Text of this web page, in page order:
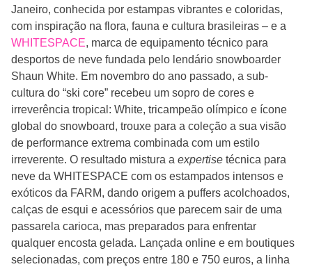
Janeiro, conhecida por estampas vibrantes e coloridas,
com inspiração na flora, fauna e cultura brasileiras – e a
WHITESPACE, marca de equipamento técnico para
desportos de neve fundada pelo lendário snowboarder
Shaun White. Em novembro do ano passado, a sub-
cultura do “ski core” recebeu um sopro de cores e
irreverência tropical: White, tricampeão olímpico e ícone
global do snowboard, trouxe para a coleção a sua visão
de performance extrema combinada com um estilo
irreverente. O resultado mistura a expertise técnica para
neve da WHITESPACE com os estampados intensos e
exóticos da FARM, dando origem a puffers acolchoados,
calças de esqui e acessórios que parecem sair de uma
passarela carioca, mas preparados para enfrentar
qualquer encosta gelada. Lançada online e em boutiques
selecionadas, com preços entre 180 e 750 euros, a linha